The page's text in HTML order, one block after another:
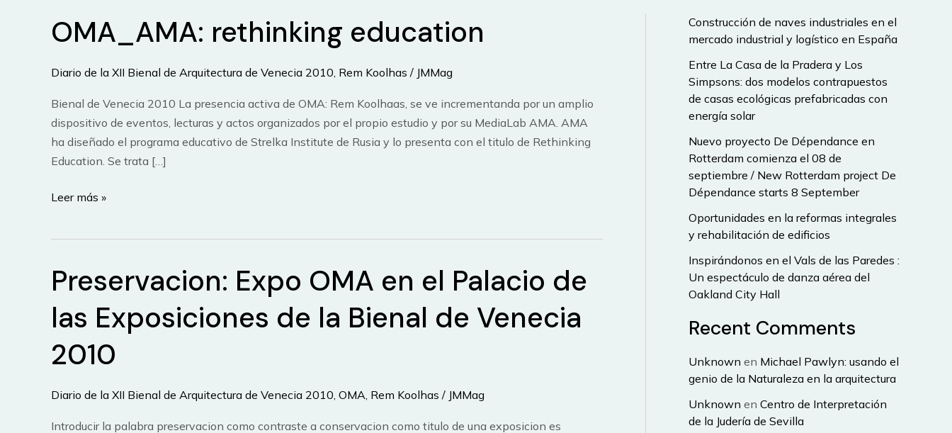
OMA_AMA: rethinking education
Diario de la XII Bienal de Arquitectura de Venecia 2010, Rem Koolhas / JMMag
Bienal de Venecia 2010 La presencia activa de OMA: Rem Koolhaas, se ve incrementanda por un amplio
dispositivo de eventos, lecturas y actos organizados por el propio estudio y por su MediaLab AMA. AMA
ha diseñado el programa educativo de Strelka Institute de Rusia y lo presenta con el titulo de Rethinking
Education. Se trata […]
OMA_AMA:
Leer más »
Preservacion: Expo OMA en el Palacio de
las Exposiciones de la Bienal de Venecia
2010
Diario de la XII Bienal de Arquitectura de Venecia 2010 OMA Rem Koolhas / JMMag
Introducir la palabra preservacion como contraste a conservacion como titulo de una exposicion es
Construcción de naves industriales en el
mercado industrial y logístico en España
Entre La Casa de la Pradera y Los
Simpsons: dos modelos contrapuestos
de casas ecológicas prefabricadas con
energía solar
Nuevo proyecto De Dépendance en
Rotterdam comienza el 08 de
septiembre / New Rotterdam project De
Dépendance starts 8 September
Oportunidades en la reformas integrales
y rehabilitación de edificios
Inspirándonos en el Vals de las Paredes :
Un espectáculo de danza aérea del
Oakland City Hall
Recent Comments
Unknown en Michael Pawlyn: usando el
genio de la Naturaleza en la arquitectura
Unknown en Centro de Interpretación
de la Judería de Sevilla